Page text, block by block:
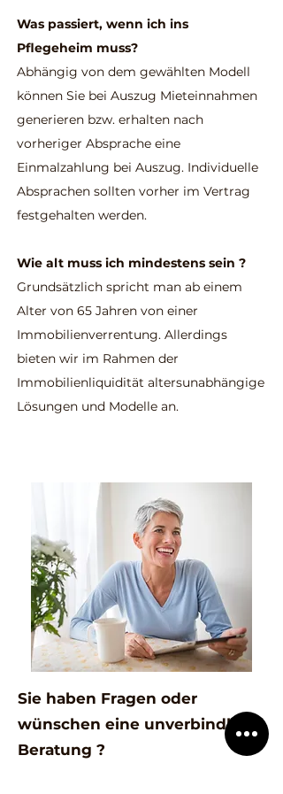
Was passiert, wenn ich ins
Pflegeheim muss?
Abhängig von dem gewählten Modell
können Sie bei Auszug Mieteinnahmen
generieren bzw. erhalten nach
vorheriger Absprache eine
Einmalzahlung bei Auszug. Individuelle
Absprachen sollten vorher im Vertrag
festgehalten werden.
Wie alt muss ich mindestens sein ?
Grundsätzlich spricht man ab einem
Alter von 65 Jahren von einer
Immobilienverrentung. Allerdings
bieten wir im Rahmen der
Immobilienliquidität altersunabhängige
Lösungen und Modelle an.
Sie haben Fragen oder
wünschen eine unverbindliche
Beratung ?